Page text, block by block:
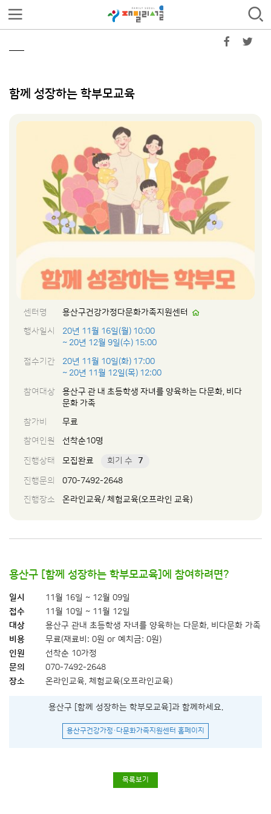
함께 성장하는 학부모교육
센터명
용산구건강가정다문화가족지원센터
행사일시
20년 11월 16일(월) 10:00
~ 20년 12월 9일(수) 15:00
접수기간
20년 11월 10일(화) 17:00
~ 20년 11월 12일(목) 12:00
참여대상
용산구 관 내 초등학생 자녀를 양육하는 다문화, 비다
문화 가족
참가비
무료
참여인원
선착순10명
진행상태 모집완료 회기 수 7
진행문의
070-7492-2648
진행장소
온라인교육/ 체험교육(오프라인 교육)
용산구 [함께 성장하는 학부모교육]에 참여하려면?
일시
11월 16일 ~ 12월 09일
접수
11월 10일 ~ 11월 12일
대상
용산구 관내 초등학생 자녀를 양육하는 다문화, 비다문화 가족
비용
무료(재료비: 0원 or 예치금: 0원)
인원
선착순 10가정
문의
070-7492-2648
장소
온라인교육, 체험교육(오프라인교육)
용산구 [함께 성장하는 학부모교육]과 함께하세요.
용산구건강가정·다문화가족지원센터 홈페이지
목록보기